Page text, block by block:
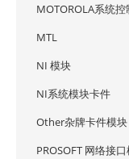
MOTOROLA系统
MTL
NI 模块
NI系统模块卡件
Other杂牌卡件模块
PROSOFT 网络接